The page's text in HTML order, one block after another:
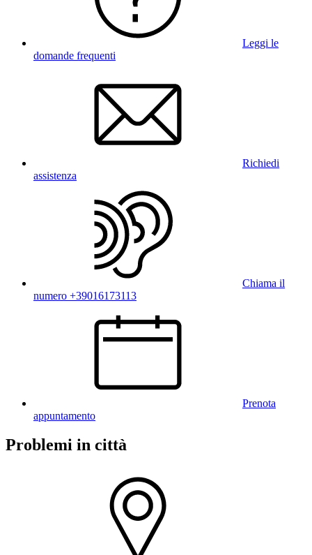
Leggi le
domande frequenti
Richiedi
assistenza
Chiama il
numero +39016173113
Prenota
appuntamento
Problemi in città